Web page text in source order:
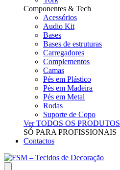
Componentes & Tech
Acessórios
Audio Kit
Bases
Bases de estruturas
Carregadores
Complementos
Camas
Pés em Plástico
Pés em Madeira
Pés em Metal
Rodas
Suporte de Copo
Ver TODOS OS PRODUTOS
SÓ PARA PROFISSIONAIS
Contactos